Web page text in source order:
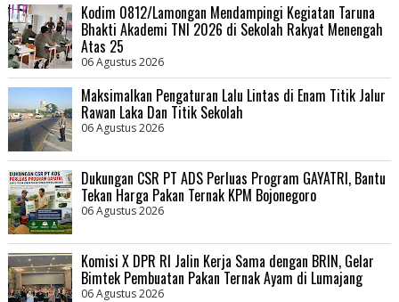
Kodim 0812/Lamongan Mendampingi Kegiatan Taruna
Bhakti Akademi TNI 2026 di Sekolah Rakyat Menengah
Atas 25
06 Agustus 2026
Maksimalkan Pengaturan Lalu Lintas di Enam Titik Jalur
Rawan Laka Dan Titik Sekolah
06 Agustus 2026
Dukungan CSR PT ADS Perluas Program GAYATRI, Bantu
Tekan Harga Pakan Ternak KPM Bojonegoro
06 Agustus 2026
Komisi X DPR RI Jalin Kerja Sama dengan BRIN, Gelar
Bimtek Pembuatan Pakan Ternak Ayam di Lumajang
06 Agustus 2026